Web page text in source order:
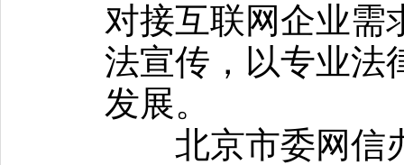
对接互联网企业需
法宣传，以专业法
发展。
北京市委网信办